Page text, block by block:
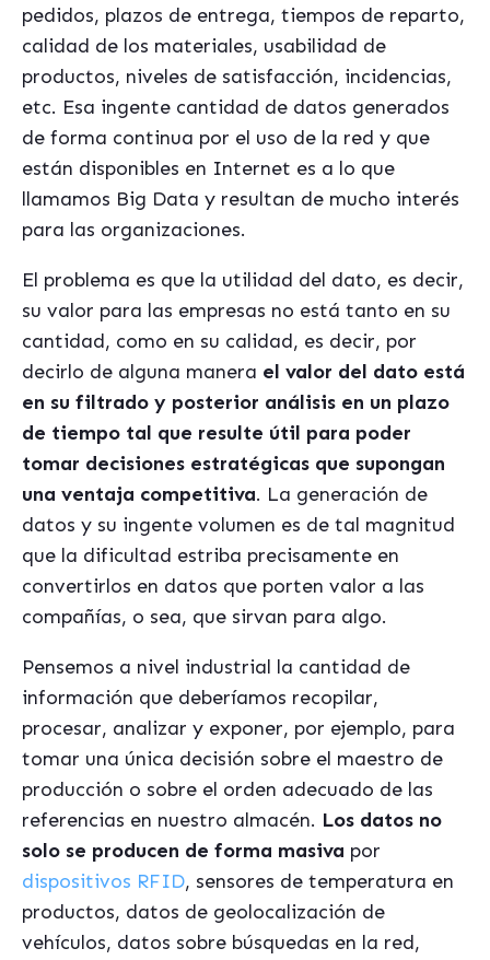
pedidos, plazos de entrega, tiempos de reparto,
calidad de los materiales, usabilidad de
productos, niveles de satisfacción, incidencias,
etc. Esa ingente cantidad de datos generados
de forma continua por el uso de la red y que
están disponibles en Internet es a lo que
llamamos Big Data y resultan de mucho interés
para las organizaciones.
El problema es que la utilidad del dato, es decir,
su valor para las empresas no está tanto en su
cantidad, como en su calidad, es decir, por
decirlo de alguna manera el valor del dato está
en su filtrado y posterior análisis en un plazo
de tiempo tal que resulte útil para poder
tomar decisiones estratégicas que supongan
una ventaja competitiva. La generación de
datos y su ingente volumen es de tal magnitud
que la dificultad estriba precisamente en
convertirlos en datos que porten valor a las
compañías, o sea, que sirvan para algo.
Pensemos a nivel industrial la cantidad de
información que deberíamos recopilar,
procesar, analizar y exponer, por ejemplo, para
tomar una única decisión sobre el maestro de
producción o sobre el orden adecuado de las
referencias en nuestro almacén. Los datos no
solo se producen de forma masiva por
dispositivos RFID, sensores de temperatura en
productos, datos de geolocalización de
vehículos, datos sobre búsquedas en la red,